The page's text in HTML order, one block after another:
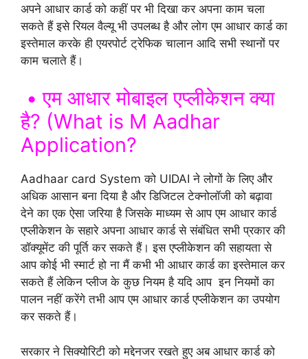
अपने आधार कार्ड को कहीं पर भी दिखा कर अपना काम चला
सकते हैं इसे रियल वैल्यू भी उपलब्ध है और लोग एम आधार कार्ड का
इस्तेमाल करके ही एयरपोर्ट ट्रेफिक चालान आदि सभी स्थानों पर
काम चलाते हैं।
• एम आधार मोबाइल एप्लीकेशन क्या
है? (What is M Aadhar
Application?
Aadhaar card System को UIDAI ने लोगों के लिए और
अधिक आसान बना दिया है और डिजिटल टेक्नोलॉजी को बढ़ावा
देने का एक ऐसा जरिया है जिसके माध्यम से आप एम आधार कार्ड
एप्लीकेशन के सहारे अपना आधार कार्ड से संबंधित सभी प्रकार की
डॉक्यूमेंट की पूर्ति कर सकते हैं। इस एप्लीकेशन की सहायता से
आप कोई भी स्मार्ट हो ना मैं कभी भी आधार कार्ड का इस्तेमाल कर
सकते हैं लेकिन प्लीज के कुछ नियम है यदि आप इन नियमों का
पालन नहीं करेंगे तभी आप एम आधार कार्ड एप्लीकेशन का उपयोग
कर सकते हैं।
सरकार ने सिक्योरिटी को मद्देनजर रखते हुए अब आधार कार्ड को